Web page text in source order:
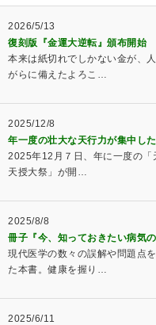
2026/5/13
復刻版『金運大逆転』頒布開始
本来は紙切れでしかない金が、
がらに備えたよろこ…
2025/12/8
年一度の壮大な天行力が集中した
2025年12月７日、年に一度の「
天授大祭」が開…
2025/8/8
冊子『今、知っておきたい病気
現代医学の数々の誤解や問題点
た本書。健康を握り…
2025/6/11